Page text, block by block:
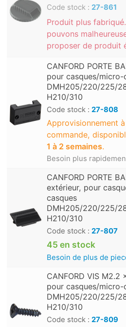
Code stock : 27-861
Produit plus
pouvons
proposer de produit
CANFORD PORTE
pour casques/micro-
DMH205/220/225/
H210/310
Code stock : 27-808
Approvisionnement
commande,
1 à 2 semaines.
Besoin plus
CANFORD PORTE
extérieur, pour
casques
DMH205/220/225/
H210/310
Code stock : 27-807
45 en stock
Besoin de plus de
CANFORD VIS M2.2
pour casques/micro-
DMH205/220/225/
H210/310
Code stock : 27-809